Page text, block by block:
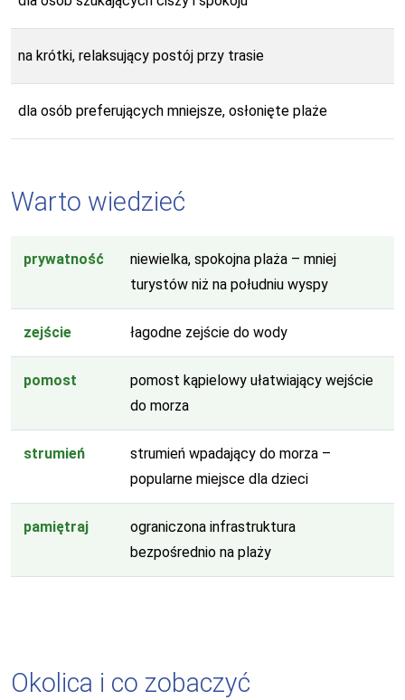
na krótki, relaksujący postój przy trasie
dla osób preferujących mniejsze, osłonięte plaże
Warto wiedzieć
prywatność
niewielka, spokojna plaża – mniej
turystów niż na południu wyspy
zejście łagodne zejście do wody
pomost
pomost kąpielowy ułatwiający wejście
do morza
strumień
strumień wpadający do morza –
popularne miejsce dla dzieci
pamiętraj
ograniczona infrastruktura
bezpośrednio na plaży
Okolica i co zobaczyć